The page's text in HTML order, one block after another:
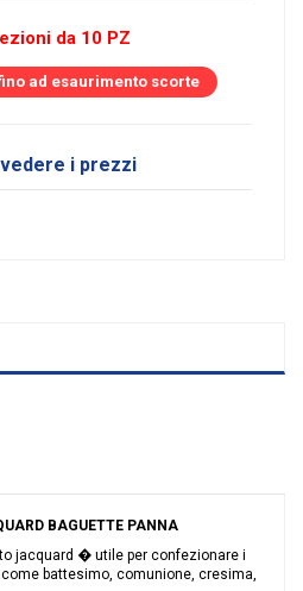
da 10 PZ
ad esaurimento scorte
i prezzi
BAGUETTE PANNA
jacquard � utile per confezionare i
battesimo, comunione, cresima,